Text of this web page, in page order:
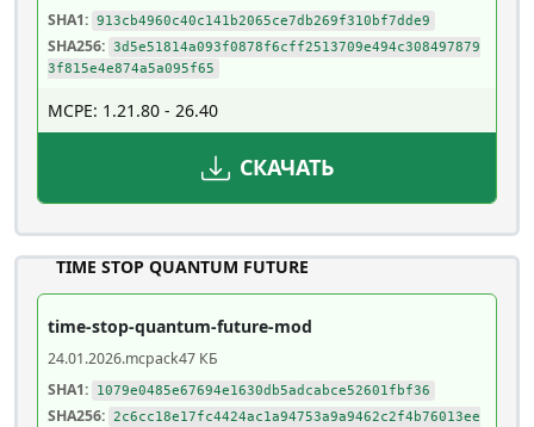
SHA1: 913cb4960c40c141b2065ce7db269f310bf7dde9
SHA256: 3d5e51814a093f0878f6cff2513709e494c308497879
3f815e4e874a5a095f65
MCPE: 1.21.80 - 26.40
СКАЧАТЬ
TIME STOP QUANTUM FUTURE
time-stop-quantum-future-mod
24.01.2026.mcpack47 КБ
SHA1:
1079e0485e67694e1630db5adcabce52601fbf36
SHA256: 2c6cc18e17fc4424ac1a94753a9a9462c2f4b76013ee